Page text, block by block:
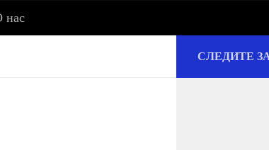
заметки об истории и культуре
нас
СЛЕДИТЕ